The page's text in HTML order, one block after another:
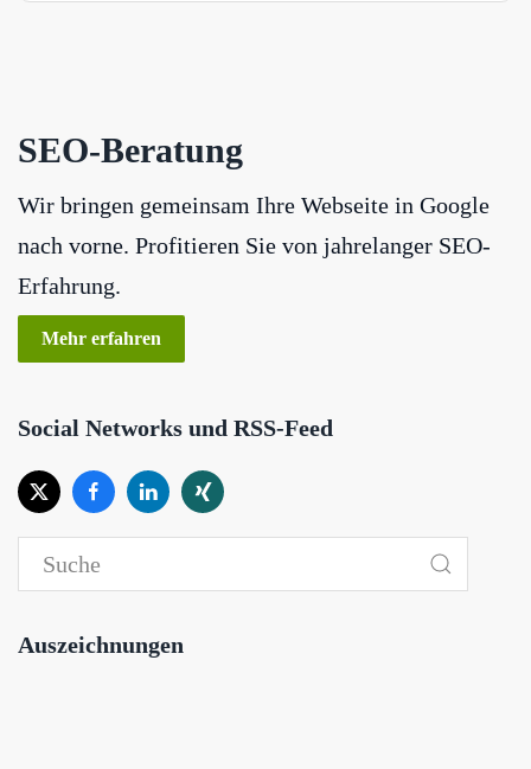
SEO-Beratung
Wir bringen gemeinsam Ihre Webseite in Google
nach vorne. Profitieren Sie von jahrelanger SEO-
Erfahrung.
Mehr erfahren
Social Networks und RSS-Feed
Auszeichnungen